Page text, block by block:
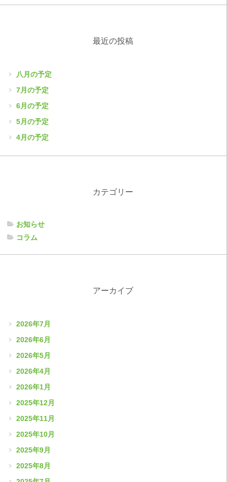
最近の投稿
八月の予定
7月の予定
6月の予定
5月の予定
4月の予定
カテゴリー
お知らせ
コラム
アーカイブ
2026年7月
2026年6月
2026年5月
2026年4月
2026年1月
2025年12月
2025年11月
2025年10月
2025年9月
2025年8月